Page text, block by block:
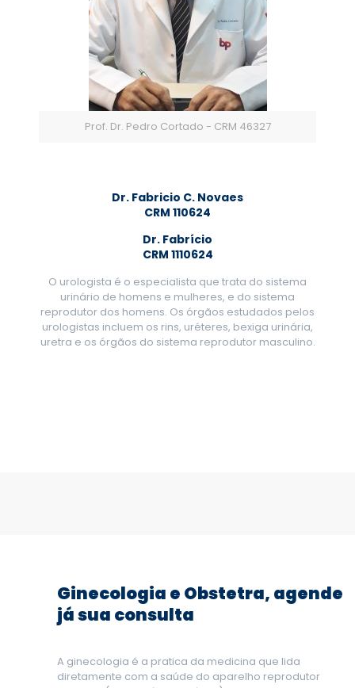
Prof. Dr. Pedro Cortado - CRM 46327
Dr. Fabricio C. Novaes
CRM 110624
Dr. Fabrício
CRM 1110624
O urologista é o especialista que trata do sistema
urinário de homens e mulheres, e do sistema
reprodutor dos homens. Os órgãos estudados pelos
urologistas incluem os rins, uréteres, bexiga urinária,
uretra e os órgãos do sistema reprodutor masculino.
Ginecologia e Obstetra, agende
já sua consulta
A ginecologia é a pratica da medicina que lida
diretamente com a saúde do aparelho reprodutor